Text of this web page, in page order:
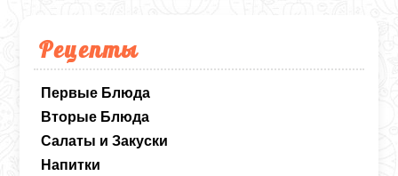
Рецепты
Первые Блюда
Вторые Блюда
Салаты и Закуски
Напитки